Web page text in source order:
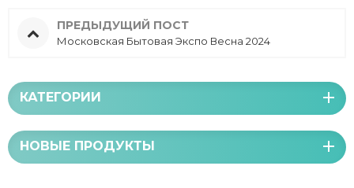
ПРЕДЫДУЩИЙ ПОСТ
Московская Бытовая Экспо Весна 2024
КАТЕГОРИИ
НОВЫЕ ПРОДУКТЫ